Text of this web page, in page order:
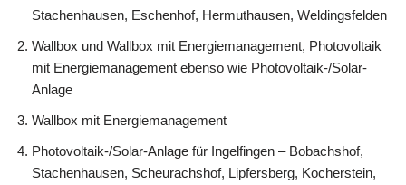
Stachenhausen, Eschenhof, Hermuthausen, Weldingsfelden
Wallbox und Wallbox mit Energiemanagement, Photovoltaik
mit Energiemanagement ebenso wie Photovoltaik-/Solar-
Anlage
Wallbox mit Energiemanagement
Photovoltaik-/Solar-Anlage für Ingelfingen – Bobachshof,
Stachenhausen, Scheurachshof, Lipfersberg, Kocherstein,